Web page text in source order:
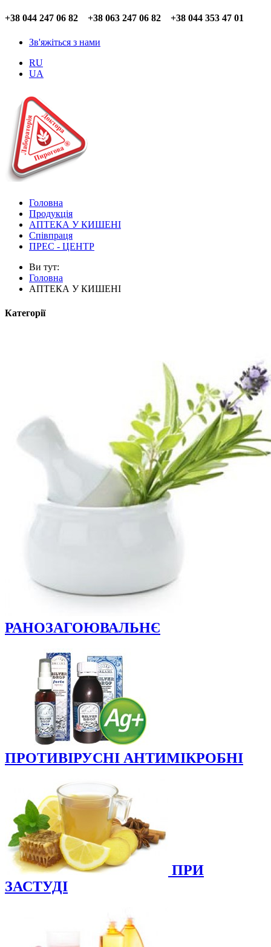
+38 044 247 06 82 +38 063 247 06 82 +38 044 353 47 01
Зв'яжіться з нами
RU
UA
Головна
Продукція
АПТЕКА У КИШЕНІ
Співпраця
ПРЕС - ЦЕНТР
Ви тут:
Головна
АПТЕКА У КИШЕНІ
Категорії
РАНОЗАГОЮВАЛЬНЄ
ПРОТИВІРУСНІ АНТИМІКРОБНІ
ПРИ
ЗАСТУДІ